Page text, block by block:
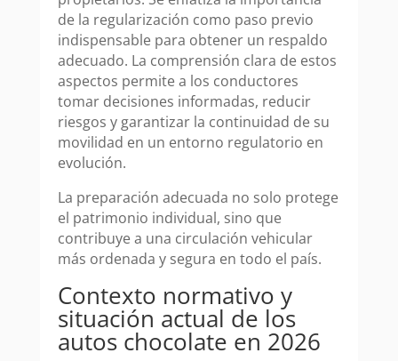
de la regularización como paso previo
indispensable para obtener un respaldo
adecuado. La comprensión clara de estos
aspectos permite a los conductores
tomar decisiones informadas, reducir
riesgos y garantizar la continuidad de su
movilidad en un entorno regulatorio en
evolución.
La preparación adecuada no solo protege
el patrimonio individual, sino que
contribuye a una circulación vehicular
más ordenada y segura en todo el país.
Contexto normativo y
situación actual de los
autos chocolate en 2026